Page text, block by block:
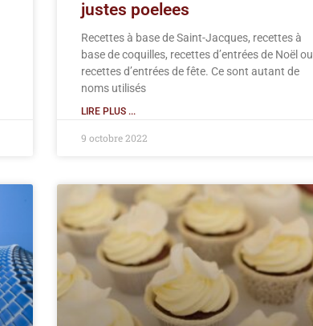
justes poelees
Recettes à base de Saint-Jacques, recettes à
base de coquilles, recettes d’entrées de Noël ou
recettes d’entrées de fête. Ce sont autant de
noms utilisés
LIRE PLUS ...
9 octobre 2022